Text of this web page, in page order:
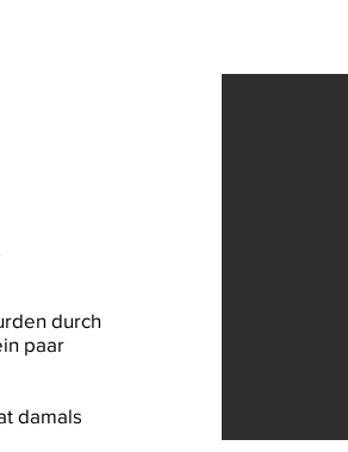
durch
paar
damals